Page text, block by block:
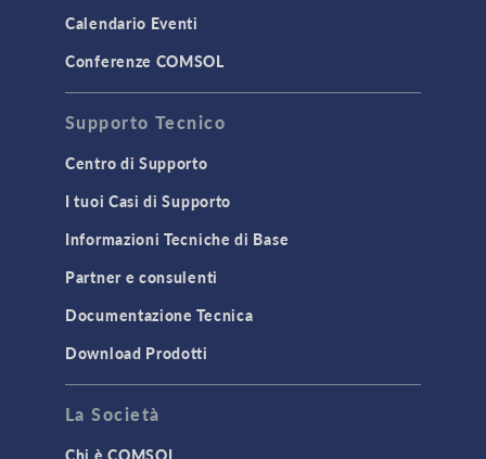
Calendario Eventi
Conferenze COMSOL
Supporto Tecnico
Centro di Supporto
I tuoi Casi di Supporto
Informazioni Tecniche di Base
Partner e consulenti
Documentazione Tecnica
Download Prodotti
La Società